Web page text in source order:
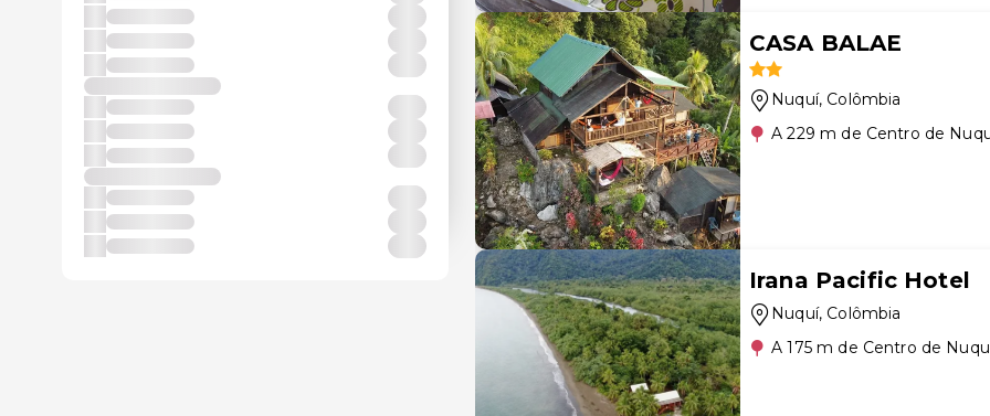
CASA BALAE
Nuquí, Colômbia
A 229 m de Centro de
Irana Pacific Hotel
Nuquí, Colômbia
A 175 m de Centro de